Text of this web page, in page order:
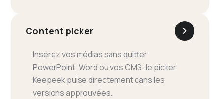
Content picker
Insérez vos médias sans quitter
PowerPoint, Word ou vos CMS: le picker
Keepeek puise directement dans les
versions approuvées.